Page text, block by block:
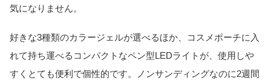
気になりません。
好きな3種類のカラージェルが選べるほか、コスメポーチに入
れて持ち運べるコンパクトなペン型LEDライトが、使用しや
すくとても便利で個性的です。ノンサンディングなのに2週間